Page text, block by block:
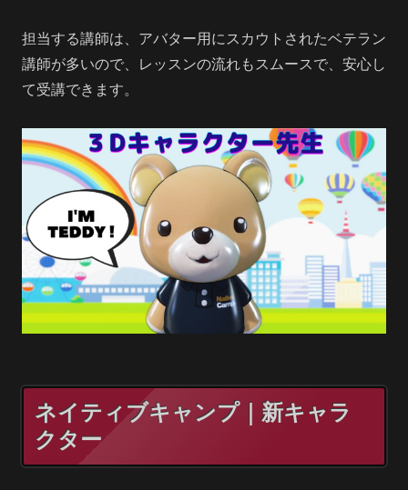
担当する講師は、アバター用にスカウトされたベテラン
講師が多いので、レッスンの流れもスムースで、安心し
て受講できます。
ネイティブキャンプ｜新キャラ
クター